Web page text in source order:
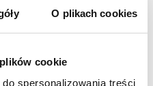
O plikach cookies
cookie
spersonalizowania treści